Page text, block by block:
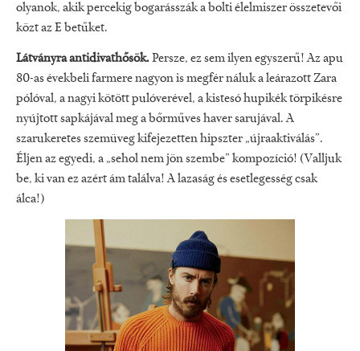
olyanok, akik percekig bogarásszák a bolti élelmiszer összetevői
közt az E betűket.
Látványra antidivathősök.Persze, ez sem ilyen egyszerű! Az apu
80-as évekbeli farmere nagyon is megfér náluk a leárazott Zara
pólóval, a nagyi kötött pulóverével, a kistesó hupikék törpikésre
nyújtott sapkájával meg a bőrműves haver sarujával. A
szarukeretes szemüveg kifejezetten hipszter „újraaktiválás”.
Éljen az egyedi, a „sehol nem jön szembe” kompozíció! (Valljuk
be, ki van ez azért ám találva! A lazaság és esetlegesség csak
álca!)